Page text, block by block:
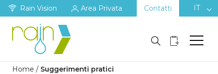
Rain Vision Area Privata Contatti IT
Home / Suggerimenti pratici